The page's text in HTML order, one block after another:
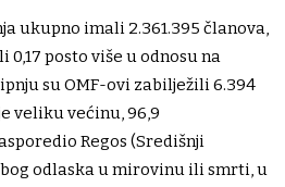
ukupno imali 2.361.395 članova,
0,17 posto više u odnosu na
su OMF-ovi zabilježili 6.394
veliku većinu, 96,9
Regos (Središnji
odlaska u mirovinu ili smrti, u